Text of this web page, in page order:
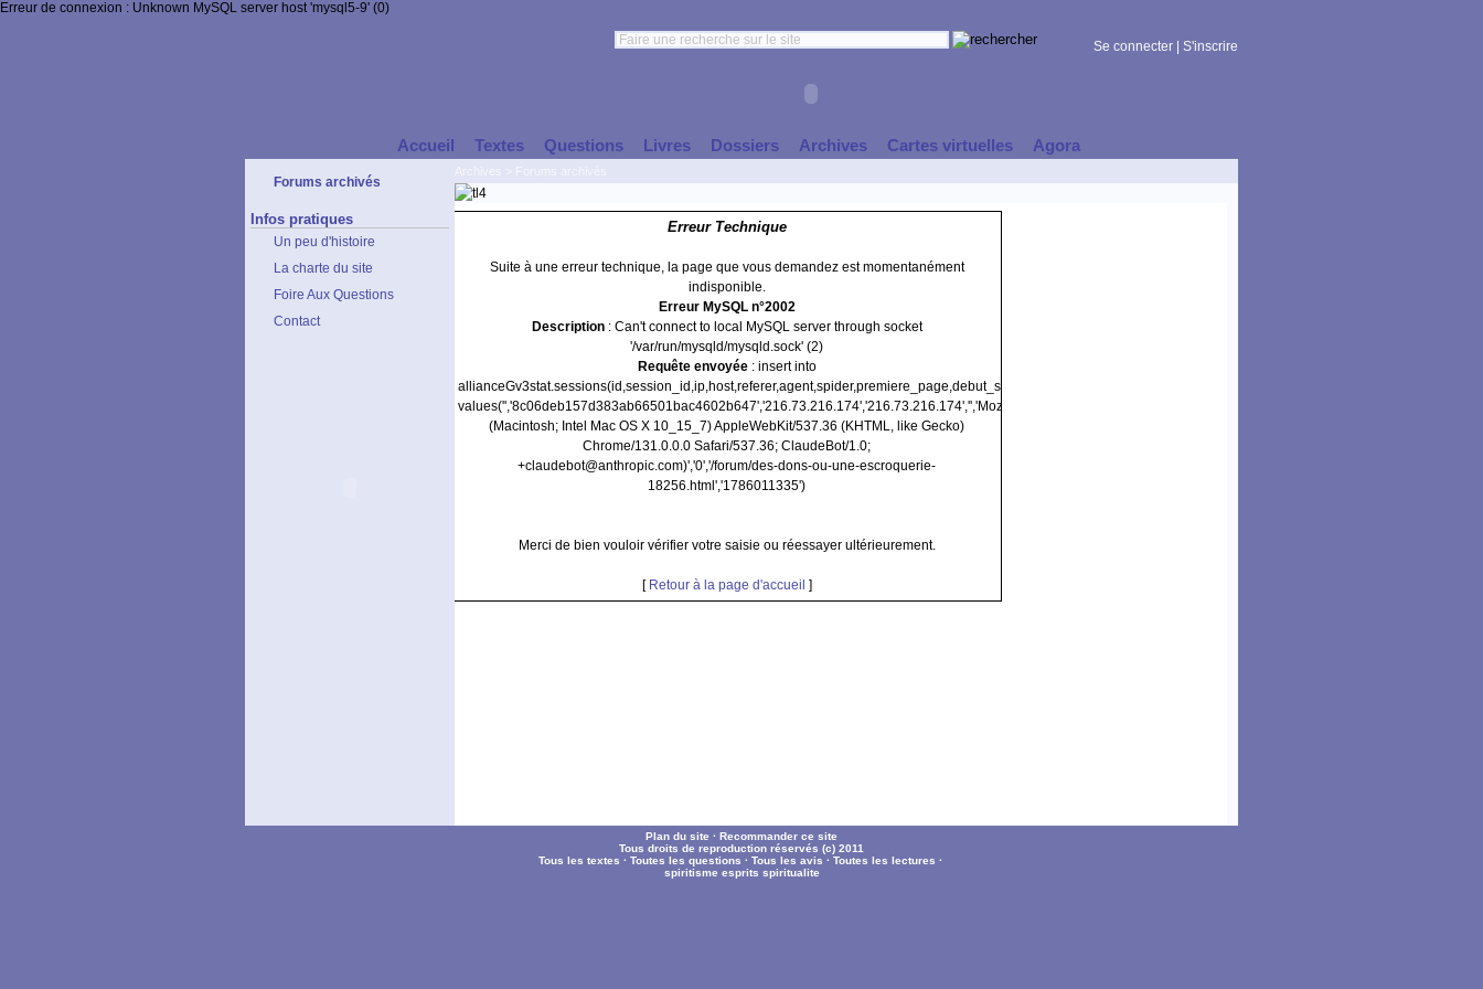
Erreur de connexion : Unknown MySQL server host 'mysql5-9' (0)
Se connecter S'inscrire
Accueil Textes Questions Livres Dossiers Archives Cartes virtuelles Agora
Forums archivés
Infos pratiques
Un peu d'histoire
La charte du site
Foire Aux Questions
Contact
Erreur Technique
Suite à une erreur technique, la page que vous demandez est momentanément
indisponible.
Erreur MySQL n°2002
Description: Can't connect to local MySQL server through socket
'/var/run/mysqld/mysqld.sock' (2)
Requête envoyée: insert into
allianceGv3stat.sessions(id,session_id,ip,host,referer,agent,spider,premiere_page,debut_session)
values('','8c06deb157d383ab66501bac4602b647','216.73.216.174','216.73.216.174','','Mozilla/5.0
(Macintosh; Intel Mac OS X 10_15_7) AppleWebKit/537.36 (KHTML, like Gecko)
Chrome/131.0.0.0 Safari/537.36; ClaudeBot/1.0;
+claudebot@anthropic.com)','0','/forum/des-dons-ou-une-escroquerie-
18256.html','1786011335')
Merci de bien vouloir vérifier votre saisie ou réessayer ultérieurement.
[ Retour à la page d'accueil ]
Plan du site · Recommander ce site
Tous droits de reproduction réservés (c) 2011
Tous les textes · Toutes les questions · Tous les avis · Toutes les lectures ·
spiritisme esprits spiritualite